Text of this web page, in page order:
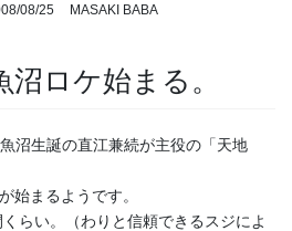
08/25 MASAKI BABA
沼ロケ始まる。
沼生誕の直江兼続が主役の「天地
始まるようです。
らい。（わりと信頼できるスジによ